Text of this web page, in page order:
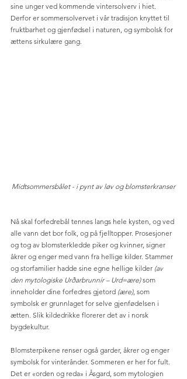
sine unger ved kommende vintersolverv i hiet.
Derfor er sommersolvervet i vår tradisjon knyttet til
fruktbarhet og gjenfødsel i naturen, og symbolsk for
ættens sirkulære gang.
Midtsommersbålet - i pynt av løv og blomsterkranser
Nå skal forfedrebål tennes langs hele kysten, og ved
alle vann det bor folk, og på fjelltopper. Prosesjoner
og tog av blomsterkledde piker og kvinner, signer
åkrer og enger med vann fra hellige kilder. Stammer
og storfamilier hadde sine egne hellige kilder (av
den mytologiske Urðarbrunnír – Urd=ære) som
inneholder dine forfedres gjetord (ære), som
symbolsk er grunnlaget for selve gjenfødelsen i
ætten. Slik kildedrikke florerer det av i norsk
bygdekultur.
Blomsterpikene renser også garder, åkrer og enger
symbolsk for vinterånder. Sommeren er her for fult.
Det er «orden og reda» i Åsgard, som mytologien